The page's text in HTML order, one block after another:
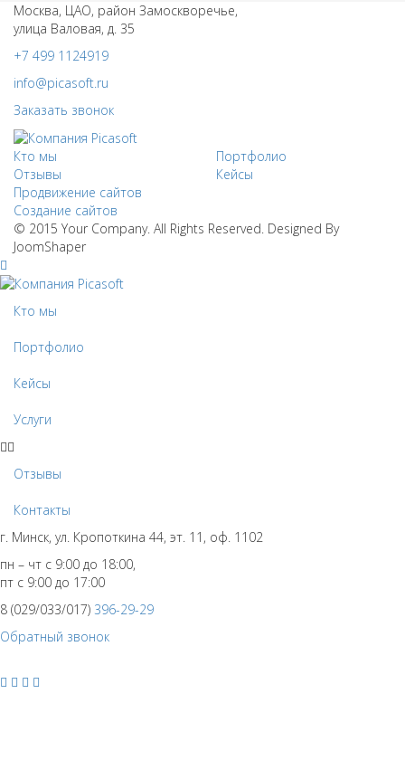
Москва, ЦАО, район Замоскворечье,
улица Валовая, д. 35
+7 499 1124919
info@picasoft.ru
Заказать звонок
Кто мы
Отзывы
Портфолио
Кейсы
Продвижение сайтов
Создание сайтов
© 2015 Your Company. All Rights Reserved. Designed By
JoomShaper
Кто мы
Портфолио
Кейсы
Услуги
Отзывы
Контакты
г. Минск, ул. Кропоткина 44, эт. 11, оф. 1102
пн – чт с 9:00 до 18:00,
пт с 9:00 до 17:00
8 (029/033/017) 396-29-29
Обратный звонок